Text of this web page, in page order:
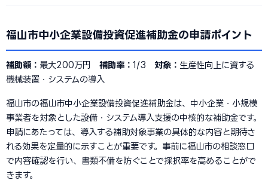
福山市中小企業設備投資促進補助金の申請ポイント
補助額： 最大200万円 補助率： 1/3 対象： 生産性向上に資する
機械装置・システムの導入
福山市の福山市中小企業設備投資促進補助金は、中小企業・小規模
事業者を対象とした設備・システム導入支援の中核的な補助金です。
申請にあたっては、導入する補助対象事業の具体的な内容と期待さ
れる効果を定量的に示すことが重要です。事前に福山市の相談窓口
で内容確認を行い、書類不備を防ぐことで採択率を高めることがで
きます。